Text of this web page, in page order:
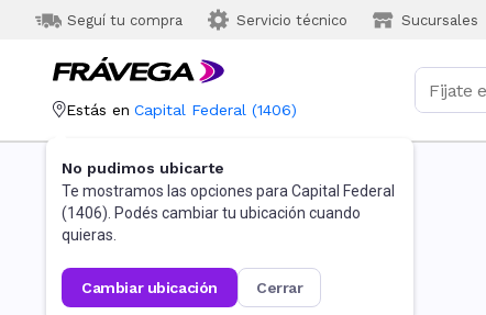
Seguí tu compra Servicio técnico Sucursales
Estás en Capital Federal (1406)
No pudimos ubicarte
Te mostramos las opciones para Capital Federal
(1406). Podés cambiar tu ubicación cuando
quieras.
cambiar ubicación cerrar